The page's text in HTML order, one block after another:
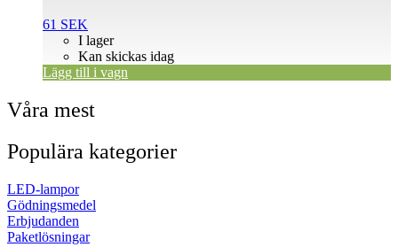
61 SEK
I lager
Kan skickas idag
Lägg till i vagn
Våra mest
Populära kategorier
LED-lampor
Gödningsmedel
Erbjudanden
Paketlösningar